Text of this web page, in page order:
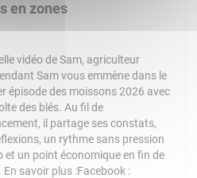
en zones
vidéo de Sam, agriculteur
Sam vous emmène dans le
épisode des moissons 2026 avec
des blés. Au fil de
il partage ses constats,
un rythme sans pression
et un point économique en fin de
En savoir plus :Facebook :